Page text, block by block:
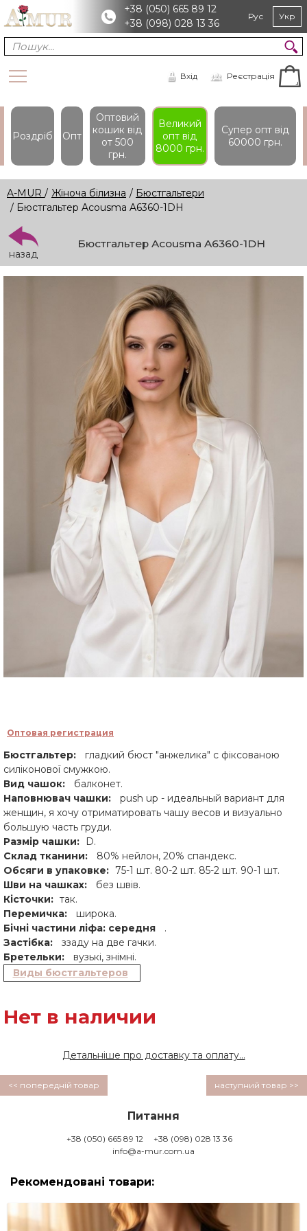
+38 (050) 665 89 12
+38 (098) 028 13 36
Рус Укр
Вхід Реєстрація
Роздріб Опт
Оптовий
кошик вiд
от 500
грн.
Великий
опт вiд
8000 грн.
Супер опт вiд
60000 грн.
A-MUR / Жіноча білизна / Бюстгальтери
/ Бюстгальтер Acousma A6360-1DH
назад
Бюстгальтер Acousma A6360-1DH
Оптовая регистрация
Бюстгальтер:
гладкий бюст "анжелика" с фіксованою
силіконової смужкою.
Вид чашок:
балконет.
Наповнювач чашки:
push up - идеальный вариант для
женщин, я хочу отриматировать чашу весов и визуально
большую часть груди.
Размір чашки:
D.
Склад тканини:
80% нейлон, 20% спандекс.
Обсяги в упаковке: 75-1 шт. 80-2 шт. 85-2 шт. 90-1 шт.
Шви на чашках:
без швів.
Кісточки: так.
Перемичка:
широка.
Бічні частини ліфа: середня
.
Застібка:
ззаду на две гачки.
Бретельки:
вузькі, знімні.
Виды бюстгальтеров
Нет в наличии
Детальніше про доставку та оплату...
<< попередній товар наступний товар >>
Питання
+38 (050) 665 89 12
+38 (098) 028 13 36
info@a-mur.com.ua
Рекомендовані товари: